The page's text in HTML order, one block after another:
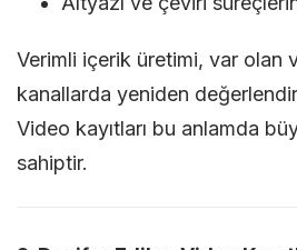
Verimli içerik üretimi, var olan
kanallarda yeniden
Video kayıtları bu anlamda
sahiptir.